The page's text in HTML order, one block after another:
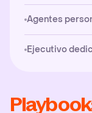
Agentes
Ejecutivo